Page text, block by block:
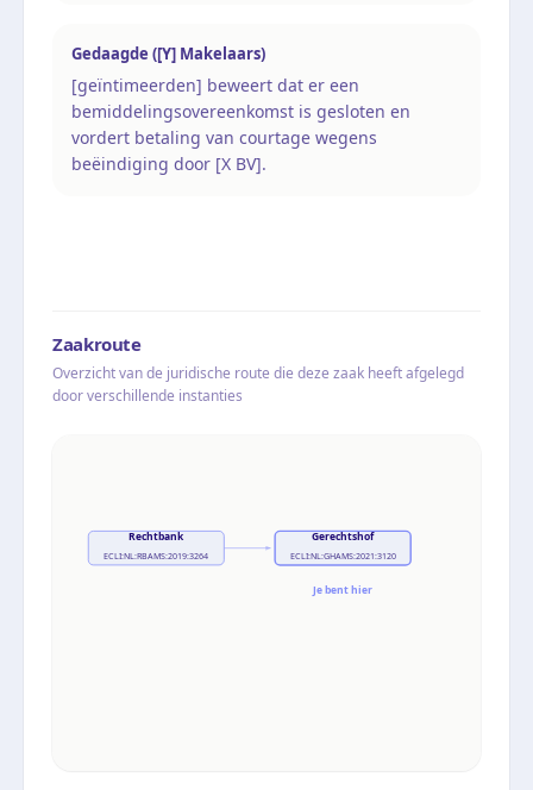
Gedaagde ([Y] Makelaars)
[geïntimeerden] beweert dat er een
bemiddelingsovereenkomst is gesloten en
vordert betaling van courtage wegens
beëindiging door [X BV].
Zaakroute
Overzicht van de juridische route die deze zaak heeft afgelegd
door verschillende instanties
Rechtbank
ECLI:NL:RBAMS:2019:3264
Gerechtshof
ECLI:NL:GHAMS:2021:3120
Je bent hier